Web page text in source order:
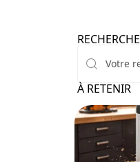
RECHERCHE
À RETENIR